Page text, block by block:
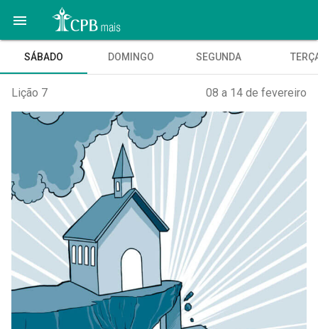

SÁBADO DOMINGO SEGUNDA
Lição 7 08 a 14 de fevereiro